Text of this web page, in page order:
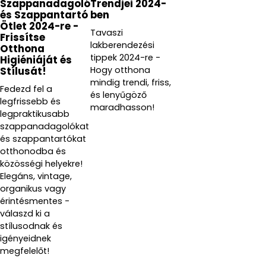
Szappanadagoló
és Szappantartó
Ötlet 2024-re -
Frissítse
Otthona
Higiéniáját és
Stílusát!
Fedezd fel a
legfrissebb és
legpraktikusabb
szappanadagolókat
és szappantartókat
otthonodba és
közösségi helyekre!
Elegáns, vintage,
organikus vagy
érintésmentes -
válaszd ki a
stílusodnak és
igényeidnek
megfelelőt!
Trendjei 2024-
ben
Tavaszi
lakberendezési
tippek 2024-re -
Hogy otthona
mindig trendi, friss,
és lenyűgöző
maradhasson!